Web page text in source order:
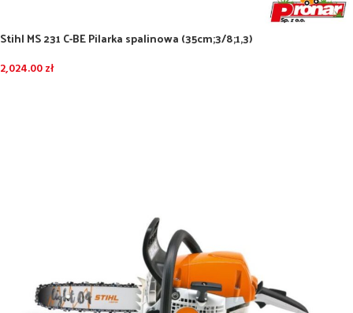
Stihl MS 231 C-BE Pilarka spalinowa (35cm;3/8;1,3)
2,024.00zł